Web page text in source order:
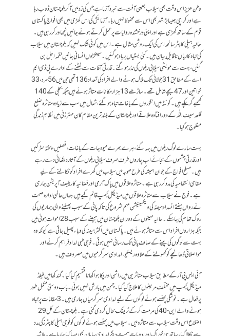
وطن عزیز اس وقت بھی سیلاب جیسی آفت سے نبرد آزما ہے جس کی زد میں آکر بلوچستان ڈوب رہا
ہے اور کراچی جیسا بڑا شہر بھی اس سے محفوظ نہیں رہا ۔ آزمائش کی اس گھڑی میں بھی افواج پاکستان
قوم کے ساتھ کھڑی ہے اور اپنی درخشندہ روایات پر عمل کرتے ہوئے جانیں نچھاور کر رہی ہیں ۔
حالیہ ہیلی کاپٹر سانحہ اس کی ایک روشن مثال ہے ۔اس میں کوئی شک نہیں کہ بلوچستان میں سیلاب
کی تباہ کاریاں ناقابل بیان ہیں۔ کئی بستیاں برباد ہوگئیں۔ سینکڑوں انسانی جانیں لقمہ اجل بن
گئیں، بہت سے مویشی سیلابی ریلوں کی نذر ہوگئے۔ قدرتی آفات سے نمٹنے کے ادارے پی ڈی ایم
اے کے مطابق 31 جولائی تک ہلاک ہونے والے افراد کی تعداد 136 تھی جن میں 56 مرد ، 33
خواتین اور 47 بچے شامل تھے۔ساڑھے 13 ہزار مکانات متاثر ہوئے ہیں جبکہ بجلی کے 140
کھمبے گر چکے ہیں۔کوئٹہ میں انگوروں کے باغات تباہ ہو گئے، شمال میں سب سے زیادہ متاثرہ ضلع
قلعہ سیف اللّٰہ کے دور افتادہ علاقے اور بلوچستان کے بلند ترین مقام کان مہتر زئی میں نظامِ زندگی
مفلوج ہو گیا۔
بہت سارے لوگ ریلوں میں بہہ گئے، ہرے بھرے میوہ جات کے باغات، فصلیں، پختہ سڑکیں
اور قدرتی چشموں کے بجائے اب چاروں طرف صرف سیلابی ریلوں کے آثار دیکھائی دے رہے
ہیں۔مسلح افواج کے جوان ہمیشہ کی طرح صوبہ میں سیلاب میں گھرے افراد کو نکالنے کے لیے
مقامی انتظامیہ کی مدد کر رہی ہے۔ متاثرہ علاقوں میں پاک آرمی اور فضائیہ کا ریلیف آپریشن جاری
ہے۔فوج نے سیلاب سے متاثرہ علاقوں میں میڈیکل کیمپ قائم کیے ہیں، جہاں عالمی ادارہ صحت
نے رواں ہفتے انسداد ہیضہ کی ویکسینیشن مہم شروع کی تاکہ پانی کے سبب پھیلنے والی بیماریوں کی
روک تھام کی جا سکے۔حالیہ مہینوں کے دوران بلوچستان میں ہیضے کے سبب 28 اموات ہوئی ہیں
جبکہ ہزاروں افراد اس سے متاثر ہوئے ہیں۔ پاکستان میں اکثر ہیضہ کی وباء پھیل جاتی ہے کیونکہ وہ
بہت سے لوگوں کی پینے کے صاف پانی تک رسائی نہیں ہوتی۔ فوجی طبی امداد فراہم کرنے اور
مواصلاتی ڈھانچے کو کھولنے کے علاوہ ریسکیو، امدادی سرگرمیوں میں مصروف ہیں۔
آئی ایس پی آر کے مطابق سیلاب متاثرین میں راشن اور پکا ہوا کھانا تقسیم کیا گیا۔ گندکھا میں فیلڈ
میڈیکل کیمپ میں مختلف مریضوں کا علاج کیا گیا۔چمن میں بارش نہیں ہوئی۔ باب دوستی مکمل طور
پر فعال ہے۔ نوشکی پھنسے ہوئے لوگوں کے لیے امدادی سرگرمیاں جاری ہیں۔ 3 مقامات پر تباہ
ہونے والے این-40 کی مرمت کر کے ٹریفک بحال کر دی گئی ہے۔ بلوچستان کے کل 29
اضلاع اس وقت سیلاب سے متاثرہ ہیں۔ سیلاب میں پھنسے ہوئے لوگوں کو فوجی ہیلی کاپٹرز کی مدد